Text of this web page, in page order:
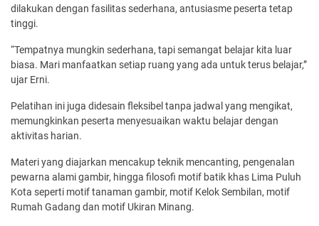
dilakukan dengan fasilitas sederhana, antusiasme peserta tetap
tinggi.
“Tempatnya mungkin sederhana, tapi semangat belajar kita luar
biasa. Mari manfaatkan setiap ruang yang ada untuk terus belajar,”
ujar Erni.
Pelatihan ini juga didesain fleksibel tanpa jadwal yang mengikat,
memungkinkan peserta menyesuaikan waktu belajar dengan
aktivitas harian.
Materi yang diajarkan mencakup teknik mencanting, pengenalan
pewarna alami gambir, hingga filosofi motif batik khas Lima Puluh
Kota seperti motif tanaman gambir, motif Kelok Sembilan, motif
Rumah Gadang dan motif Ukiran Minang.